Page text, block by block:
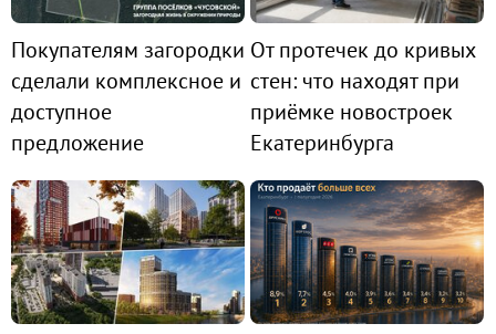
Покупателям загородки
сделали комплексное и
доступное
предложение
От протечек до кривых
стен: что находят при
приёмке новостроек
Екатеринбурга